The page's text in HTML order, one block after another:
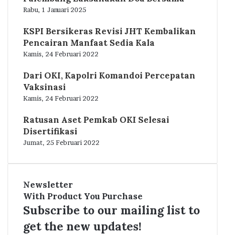
Rabu, 1 Januari 2025
KSPI Bersikeras Revisi JHT Kembalikan
Pencairan Manfaat Sedia Kala
Kamis, 24 Februari 2022
Dari OKI, Kapolri Komandoi Percepatan
Vaksinasi
Kamis, 24 Februari 2022
Ratusan Aset Pemkab OKI Selesai
Disertifikasi
Jumat, 25 Februari 2022
Newsletter
With Product You Purchase
Subscribe to our mailing list to
get the new updates!